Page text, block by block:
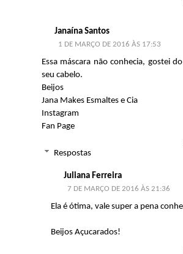
Janaína Santos
1 DE MARÇO DE 2016 ÀS 17:53
Essa máscara não conhecia, gostei
seu cabelo.
Beijos
Jana Makes Esmaltes e Cia
Instagram
Fan Page
Respostas
Juliana Ferreira
7 DE MARÇO DE 2016 ÀS 21:36
Ela é ótima, vale super a pena
Beijos Açucarados!